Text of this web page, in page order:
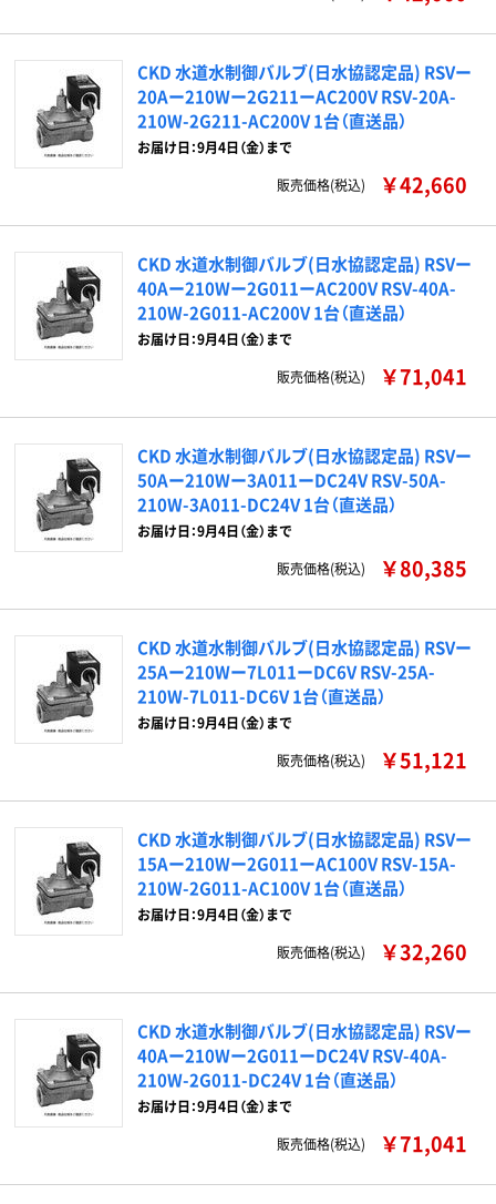
CKD 水道水制御バルブ(日水協認定品) RSVー
20Aー210Wー2G211ーAC200V RSV-20A-
210W-2G211-AC200V 1台（直送品）
お届け日：9月4日（金）まで
販売価格(税込)
￥42,660
CKD 水道水制御バルブ(日水協認定品) RSVー
40Aー210Wー2G011ーAC200V RSV-40A-
210W-2G011-AC200V 1台（直送品）
お届け日：9月4日（金）まで
販売価格(税込)
￥71,041
CKD 水道水制御バルブ(日水協認定品) RSVー
50Aー210Wー3A011ーDC24V RSV-50A-
210W-3A011-DC24V 1台（直送品）
お届け日：9月4日（金）まで
販売価格(税込)
￥80,385
CKD 水道水制御バルブ(日水協認定品) RSVー
25Aー210Wー7L011ーDC6V RSV-25A-
210W-7L011-DC6V 1台（直送品）
お届け日：9月4日（金）まで
販売価格(税込)
￥51,121
CKD 水道水制御バルブ(日水協認定品) RSVー
15Aー210Wー2G011ーAC100V RSV-15A-
210W-2G011-AC100V 1台（直送品）
お届け日：9月4日（金）まで
販売価格(税込)
￥32,260
CKD 水道水制御バルブ(日水協認定品) RSVー
40Aー210Wー2G011ーDC24V RSV-40A-
210W-2G011-DC24V 1台（直送品）
お届け日：9月4日（金）まで
販売価格(税込)
￥71,041